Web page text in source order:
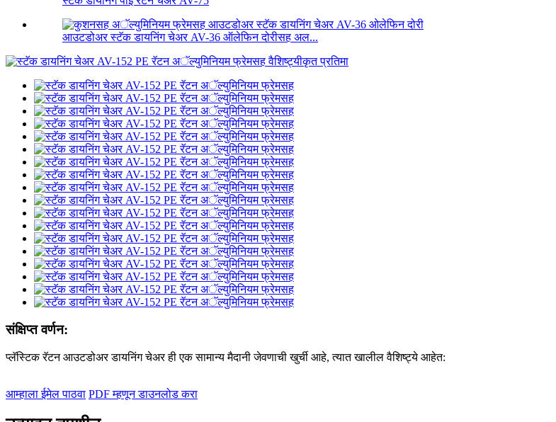
आउटडोअर स्टॅक डायनिंग चेअर AV-36 ऑलेफिन दोरीसह अल...
संक्षिप्त वर्णन:
प्लॅस्टिक रॅटन आउटडोअर डायनिंग चेअर ही एक सामान्य मैदानी जेवणाची खुर्ची आहे, त्यात खालील वैशिष्ट्ये आहेत:
आम्हाला ईमेल पाठवा PDF म्हणून डाउनलोड करा